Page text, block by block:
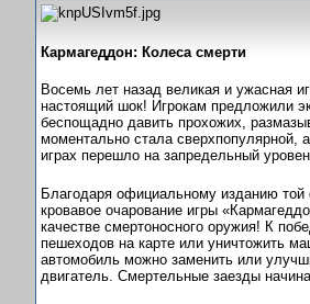
Кармагеддон: Колеса смерти
Восемь лет назад великая и ужасная
настоящий шок! Игрокам предложили
беспощадно давить прохожих,
моментально стала сверхпопулярной,
играх перешло на запредельный
Благодаря официальному изданию той
кровавое очарование игры
качестве смертоносного оружия! К
пешеходов на карте или уничтожить
автомобиль можно заменить или
двигатель. Смертельные заезды